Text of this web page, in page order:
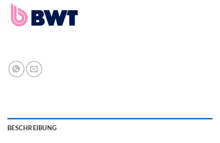
BESCHREIBUNG